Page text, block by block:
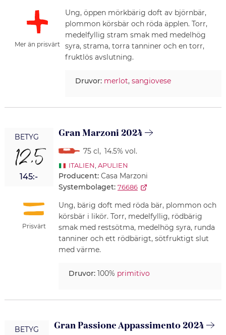
Mer än prisvärt
Ung, öppen mörkbärig doft av björnbär,
plommon körsbär och röda äpplen. Torr,
medelfyllig stram smak med medelhög
syra, strama, torra tanniner och en torr,
fruktlös avslutning.
Druvor: merlot, sangiovese
BETYG
12,5
145:-
Prisvärt
Gran Marzoni 2024
75 cl , 14.5% vol.
ITALIEN, APULIEN
Producent: Casa Marzoni
Systembolaget: 76686
Ung, bärig doft med röda bär, plommon och
körsbär i likör. Torr, medelfyllig, rödbärig
smak med restsötma, medelhög syra, runda
tanniner och ett rödbärigt, sötfruktigt slut
med värme.
Druvor:100% primitivo
BETYG Gran Passione Appassimento 2024